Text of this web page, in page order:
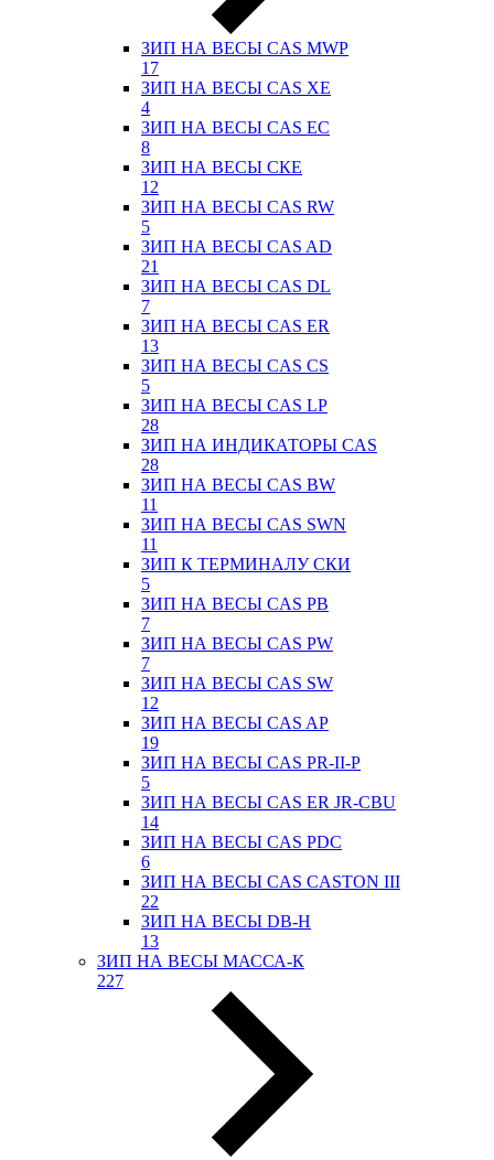
ЗИП НА ВЕСЫ CAS MWP
17
ЗИП НА ВЕСЫ CAS XE
4
ЗИП НА ВЕСЫ CAS EC
8
ЗИП НА ВЕСЫ СКЕ
12
ЗИП НА ВЕСЫ CAS RW
5
ЗИП НА ВЕСЫ CAS AD
21
ЗИП НА ВЕСЫ CAS DL
7
ЗИП НА ВЕСЫ CAS ER
13
ЗИП НА ВЕСЫ CAS CS
5
ЗИП НА ВЕСЫ CAS LP
28
ЗИП НА ИНДИКАТОРЫ CAS
28
ЗИП НА ВЕСЫ CAS BW
11
ЗИП НА ВЕСЫ CAS SWN
11
ЗИП К ТЕРМИНАЛУ СКИ
5
ЗИП НА ВЕСЫ CAS PB
7
ЗИП НА ВЕСЫ CAS PW
7
ЗИП НА ВЕСЫ CAS SW
12
ЗИП НА ВЕСЫ CAS AP
19
ЗИП НА ВЕСЫ CAS PR-II-P
5
ЗИП НА ВЕСЫ CAS ER JR-CBU
14
ЗИП НА ВЕСЫ CAS PDC
6
ЗИП НА ВЕСЫ CAS CASTON III
22
ЗИП НА ВЕСЫ DB-H
13
ЗИП НА ВЕСЫ МАССА-К
227